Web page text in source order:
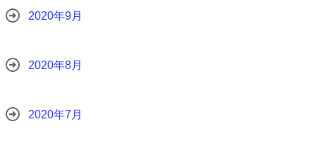
2020年9月
2020年8月
2020年7月